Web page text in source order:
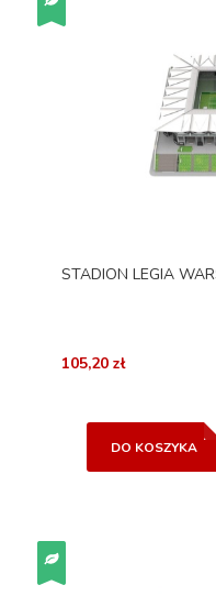
STADION LEGIA
105,20 zł
DO KOSZYKA